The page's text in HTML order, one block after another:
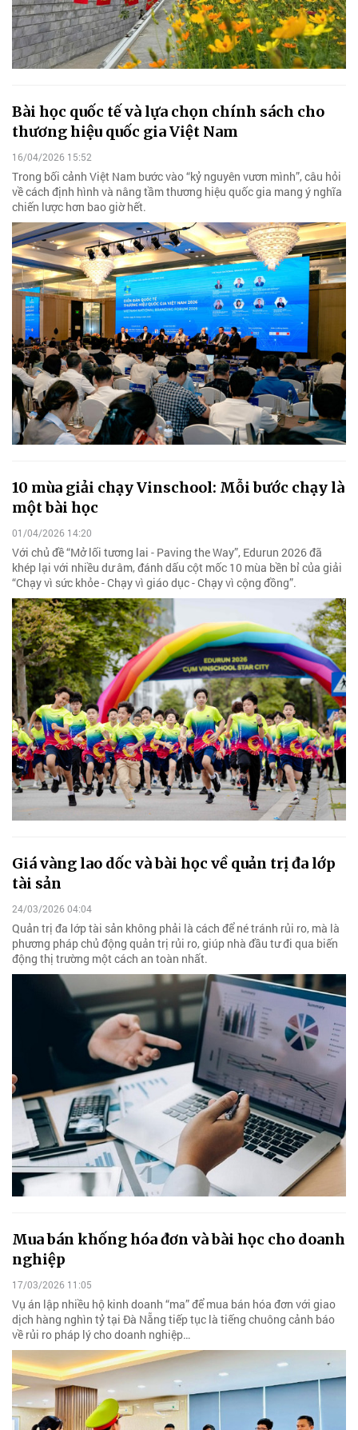
Bài học quốc tế và lựa chọn chính sách cho
thương hiệu quốc gia Việt Nam
16/04/2026 15:52
Trong bối cảnh Việt Nam bước vào “kỷ nguyên vươn mình”, câu hỏi
về cách định hình và nâng tầm thương hiệu quốc gia mang ý nghĩa
chiến lược hơn bao giờ hết.
10 mùa giải chạy Vinschool: Mỗi bước chạy là
một bài học
01/04/2026 14:20
Với chủ đề “Mở lối tương lai - Paving the Way”, Edurun 2026 đã
khép lại với nhiều dư âm, đánh dấu cột mốc 10 mùa bền bỉ của giải
“Chạy vì sức khỏe - Chạy vì giáo dục - Chạy vì cộng đồng”.
Giá vàng lao dốc và bài học về quản trị đa lớp
tài sản
24/03/2026 04:04
Quản trị đa lớp tài sản không phải là cách để né tránh rủi ro, mà là
phương pháp chủ động quản trị rủi ro, giúp nhà đầu tư đi qua biến
động thị trường một cách an toàn nhất.
Mua bán khống hóa đơn và bài học cho doanh
nghiệp
17/03/2026 11:05
Vụ án lập nhiều hộ kinh doanh “ma” để mua bán hóa đơn với giao
dịch hàng nghìn tỷ tại Đà Nẵng tiếp tục là tiếng chuông cảnh báo
về rủi ro pháp lý cho doanh nghiệp…